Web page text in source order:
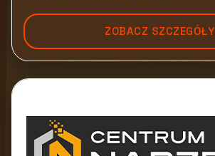
ZOBACZ SZCZEGÓŁY